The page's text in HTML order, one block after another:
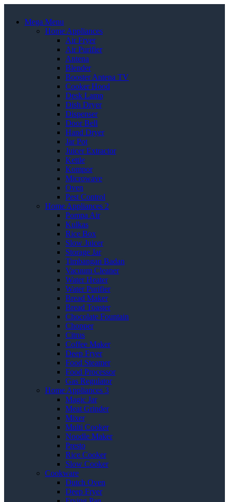
Mega Menu
Home Appliances
Air Fryer
Air Purifier
Antena
Blender
Booster Antena TV
Cooker Hood
Desk Lamp
Dish Dryer
Dispenser
Door Bell
Hand Dryer
Jar Pot
Juicer Extractor
Kettle
Kompor
Microwave
Oven
Pest Control
Home Appliances 2
Pompa Air
Kulkas
Rice Box
Slow Juicer
Storage Jar
Timbangan Badan
Vacuum Cleaner
Water Heater
Water Purifier
Bread Maker
Bread Toaster
Chocolate Fountain
Chopper
Citrus
Coffee Maker
Deep Fryer
Food Steamer
Food Processor
Gas Regulator
Home Appliances 3
Magic Jar
Meat Grinder
Mixer
Multi Cooker
Noodle Maker
Presto
Rice Cooker
Slow Cooker
Cookware
Dutch Oven
Deep Fryer